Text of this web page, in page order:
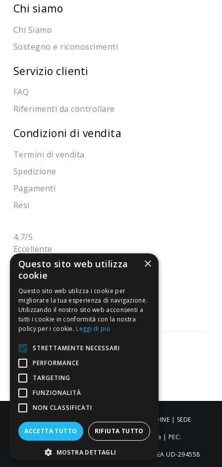
Chi siamo
Chi Siamo
Sostegno e riconoscimenti
Servizio clienti
FAQ
Riferimenti da controllare
Condizioni di vendita
Termini di vendita
Spedizione
Pagamenti
Resi
4,7/5
Eccellente
Recensioni
Pagamenti sicuri
ALDIGIÙ S.R.L. | Via Cortazzis 15 33100 - UDINE | SEDE
OPERATIVA: Via del Progresso 3 - Padova | PEC:
aldigiusrl@pec.it | C.F. e P.IVA 02873920306 REA UD-294558
×
Questo sito web utilizza
cookie
Questo sito web utilizza i cookie per
migliorare la tua esperienza di navigazione.
Utilizzando il nostro sito web acconsenti a
tutti i cookie in conformità con la nostra
policy per i cookie. Leggi di più
STRETTAMENTE NECESSARI
PERFORMANCE
TARGETING
FUNZIONALITÀ
NON CLASSIFICATI
ACCETTA TUTTO RIFIUTA TUTTO
MOSTRA DETTAGLI